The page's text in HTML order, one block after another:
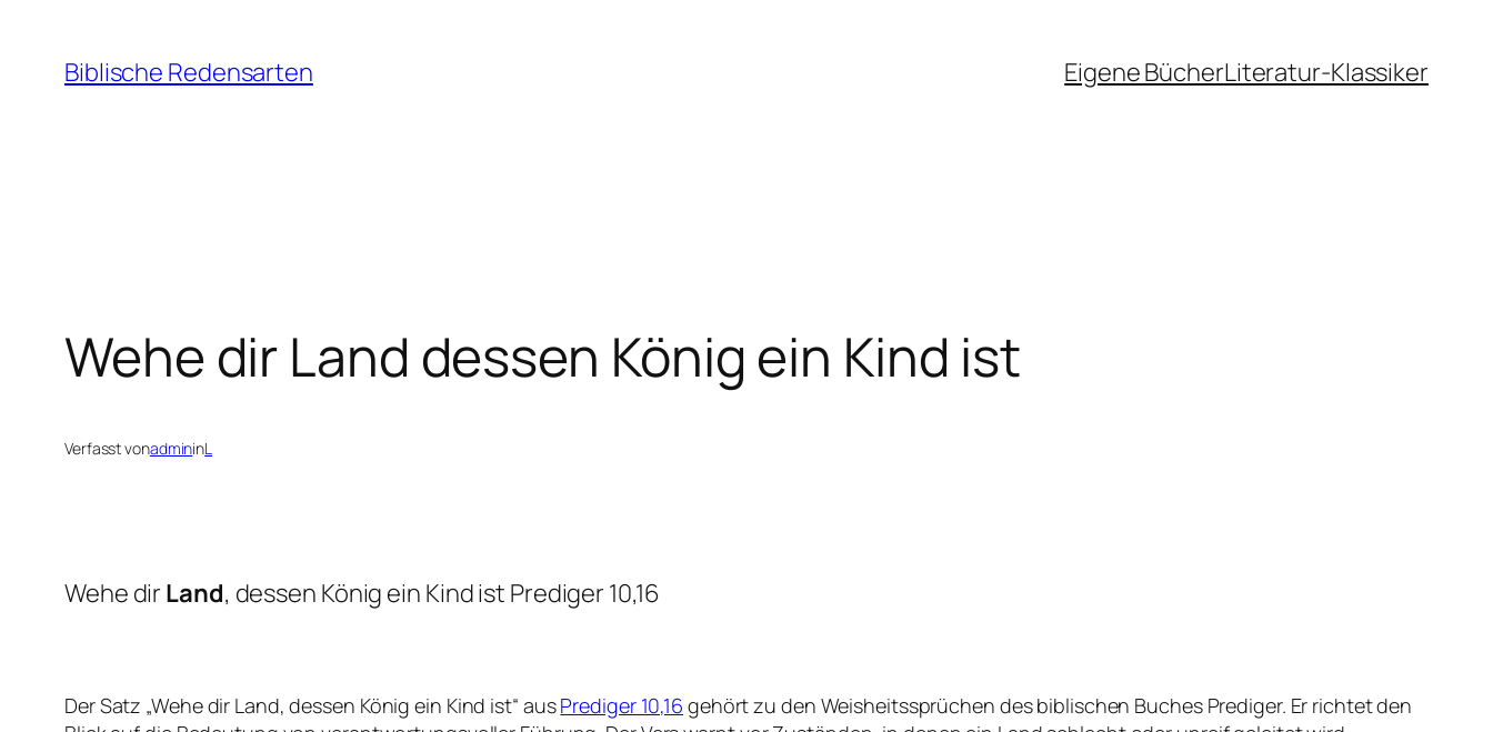
Inhalt
springen
Biblische Redensarten Eigene BücherLiteratur-Klassiker
Wehe dir Land dessen König ein Kind ist
Verfasst vonadmininL
Wehe dir Land, dessen König ein Kind ist Prediger 10,16
Der Satz „Wehe dir Land, dessen König ein Kind ist“ ausPrediger 10,16 gehört zu den Weisheitssprüchen des biblischen Buches Prediger. Er richtet den